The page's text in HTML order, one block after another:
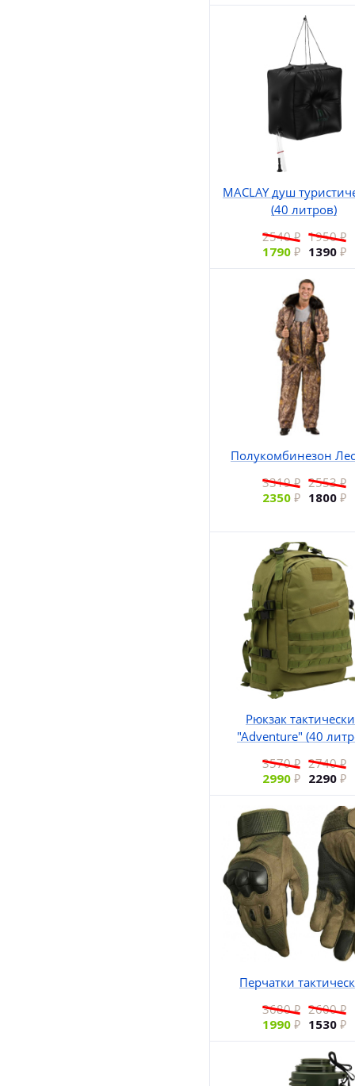
MACLAY душ
(40 литров)
2540
1790
1950
1390
Полукомбинезон
3319
2350
2553
1800
Рюкзак
"Аdventure" (40
3570
2990
2740
2290
Перчатки
3680
1990
2600
1530